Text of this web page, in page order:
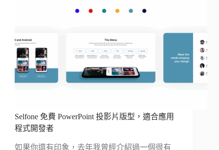
Selfone 免費 PowerPoint 投影片版型，適合應用
程式開發者
如果你還有印象，去年我曾經介紹過一個很有